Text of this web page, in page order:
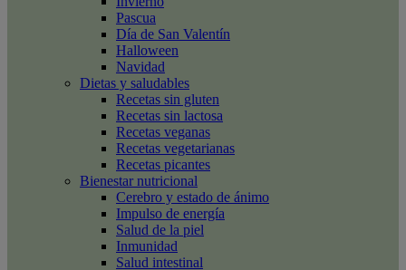
Pascua
Día de San Valentín
Halloween
Navidad
Dietas y saludables
Recetas sin gluten
Recetas sin lactosa
Recetas veganas
Recetas vegetarianas
Recetas picantes
Bienestar nutricional
Cerebro y estado de ánimo
Impulso de energía
Salud de la piel
Inmunidad
Salud intestinal